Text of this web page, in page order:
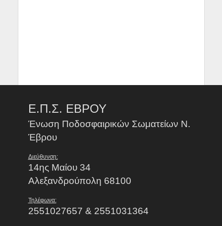
Ε.Π.Σ. ΕΒΡΟΥ
Ένωση Ποδοσφαιρικών Σωματείων Ν.
Έβρου
Διεύθυνση:
14ης Μαίου 34
Αλεξανδρούπολη 68100
Τηλέφωνα:
2551027657 & 2551031364